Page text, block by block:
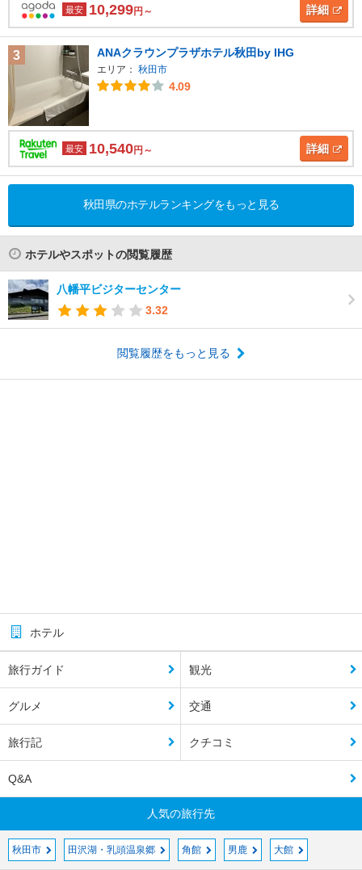
最安 10,299円～ 詳細
3 ANAクラウンプラザホテル秋田by IHG
エリア： 秋田市
4.09
最安 10,540円～ 詳細
秋田県のホテルランキングをもっと見る
ホテルやスポットの閲覧履歴
八幡平ビジターセンター
3.32
閲覧履歴をもっと見る
ホテル
旅行ガイド 観光
グルメ 交通
旅行記 クチコミ
Q&A
人気の旅行先
秋田市 田沢湖・乳頭温泉郷 角館 男鹿 大館